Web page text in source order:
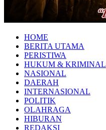
HOME
BERITA UTAMA
PERISTIWA
HUKUM & KRIMINAL
NASIONAL
DAERAH
INTERNASIONAL
POLITIK
OLAHRAGA
HIBURAN
REDAKSI